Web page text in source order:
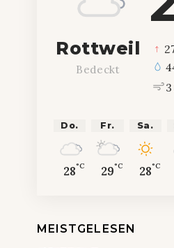
Rottweil
Bedeckt
Do.
28°C
Fr.
29°C
Sa.
28°C
MEISTGELESEN